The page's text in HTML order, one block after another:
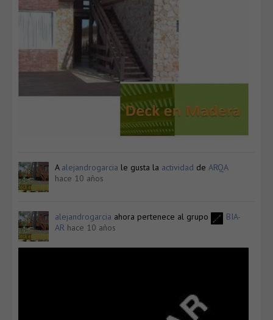
A alejandrogarcia le gusta la actividad de ARQA
hace 10 años
alejandrogarcia ahora pertenece al grupo
BIA-
AR hace 10 años